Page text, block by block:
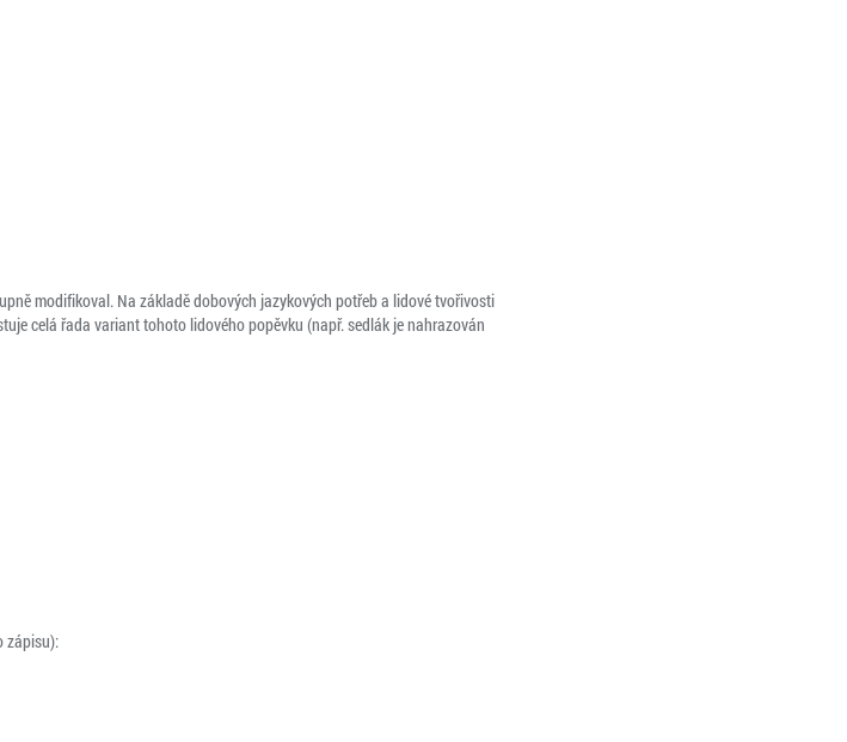
modifikoval. Na základě dobových jazykových potřeb a lidové tvořivosti
celá řada variant tohoto lidového popěvku (např. sedlák je nahrazován
zápisu):